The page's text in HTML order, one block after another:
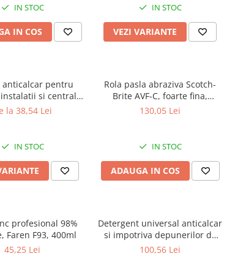
IN STOC
IN COS
IN STOC
VEZI VARIANTE
anticalcar pentru
si centrale
Faren Decal VR27
la 38,54 Lei
IN STOC
Rola pasla abraziva Scotch-
Brite AVF-C, foarte fina,
100mm x 10m
130,05 Lei
IN STOC
ADAUGA IN COS
profesional 98%
Faren F93, 400ml
45,25 Lei
Detergent universal anticalcar
si impotriva depunerilor de
ciment, Faren Rapido, 5 litri
100,56 Lei